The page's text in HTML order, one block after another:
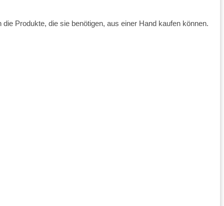
Produkte, die sie benötigen, aus einer Hand kaufen können.